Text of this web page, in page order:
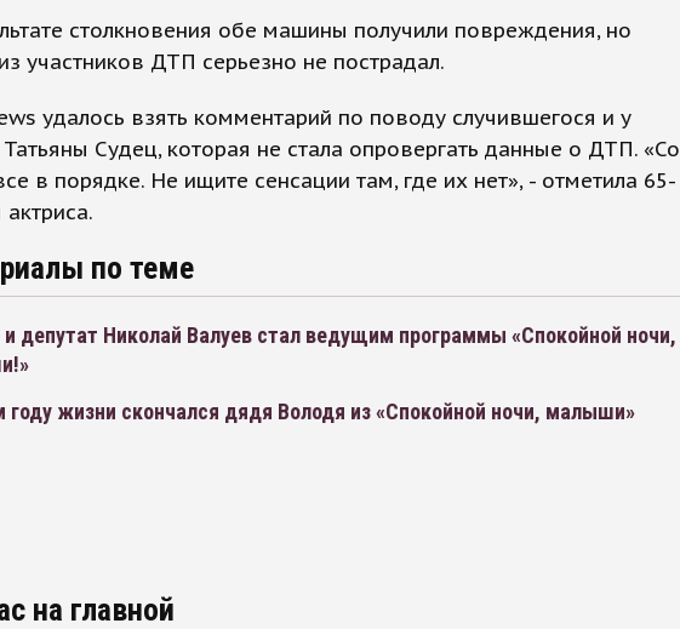
столкновения обе машины получили повреждения, но
участников ДТП серьезно не пострадал.
удалось взять комментарий по поводу случившегося и у
Судец, которая не стала опровергать данные о ДТП. «Со
в порядке. Не ищите сенсации там, где их нет», - отметила 65-
актриса.
по теме
и депутат Николай Валуев стал ведущим программы «Спокойной ночи,
году жизни скончался дядя Володя из «Спокойной ночи, малыши»
на главной